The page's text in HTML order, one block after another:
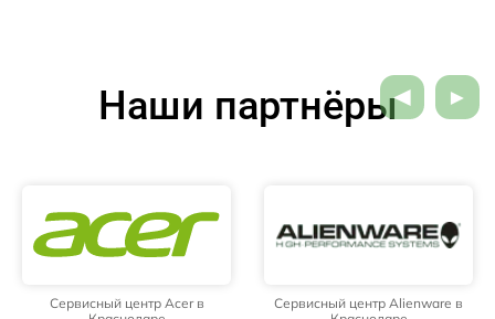
Наши партнёры
Сервисный центр Acer в
Сервисный центр Alienware в